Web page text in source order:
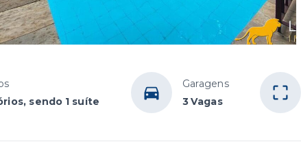
sendo 1 suíte
Garagens
3 Vagas